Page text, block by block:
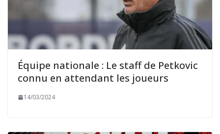
Équipe nationale : Le staff de Petkovic
connu en attendant les joueurs
14/03/2024